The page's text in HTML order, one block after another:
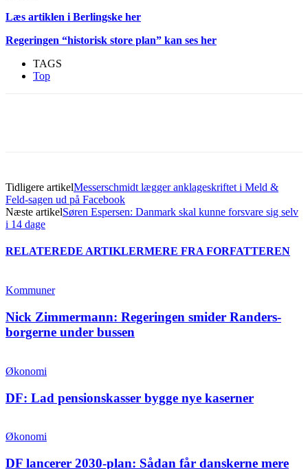
Læs artiklen i Berlingske her
Regeringen “historisk store plan” kan ses her
TAGS
Top
Tidligere artikelMesserschmidt lægger anklageskriftet i Meld &
Feld-sagen ud på Facebook
Næste artikelSøren Espersen: Danmark skal kunne forsvare sig selv
i 14 dage
RELATEREDE ARTIKLERMERE FRA FORFATTEREN
Kommuner
Nick Zimmermann: Regeringen smider Randers-
borgerne under bussen
Økonomi
DF: Lad pensionskasser bygge nye kaserner
Økonomi
DF lancerer 2030-plan: Sådan får danskerne mere